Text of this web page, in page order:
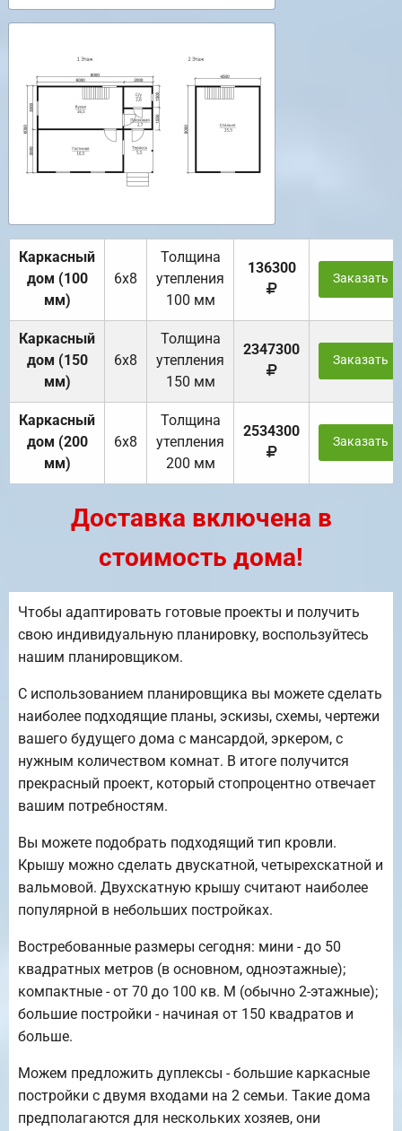
Каркасный
дом (100
мм)
6х8
Толщина
утепления
100 мм
136300
Заказать
Каркасный
дом (150
мм)
6х8
Толщина
утепления
150 мм
2347300
Заказать
Каркасный
дом (200
мм)
6х8
Толщина
утепления
200 мм
2534300
Заказать
Доставка включена в
стоимость дома!
Чтобы адаптировать готовые проекты и получить
свою индивидуальную планировку, воспользуйтесь
нашим планировщиком.
С использованием планировщика вы можете сделать
наиболее подходящие планы, эскизы, схемы, чертежи
вашего будущего дома с мансардой, эркером, с
нужным количеством комнат. В итоге получится
прекрасный проект, который стопроцентно отвечает
вашим потребностям.
Вы можете подобрать подходящий тип кровли.
Крышу можно сделать двускатной, четырехскатной и
вальмовой. Двухскатную крышу считают наиболее
популярной в небольших постройках.
Востребованные размеры сегодня: мини - до 50
квадратных метров (в основном, одноэтажные);
компактные - от 70 до 100 кв. М (обычно 2-этажные);
большие постройки - начиная от 150 квадратов и
больше.
Можем предложить дуплексы - большие каркасные
постройки с двумя входами на 2 семьи. Такие дома
предполагаются для нескольких хозяев, они